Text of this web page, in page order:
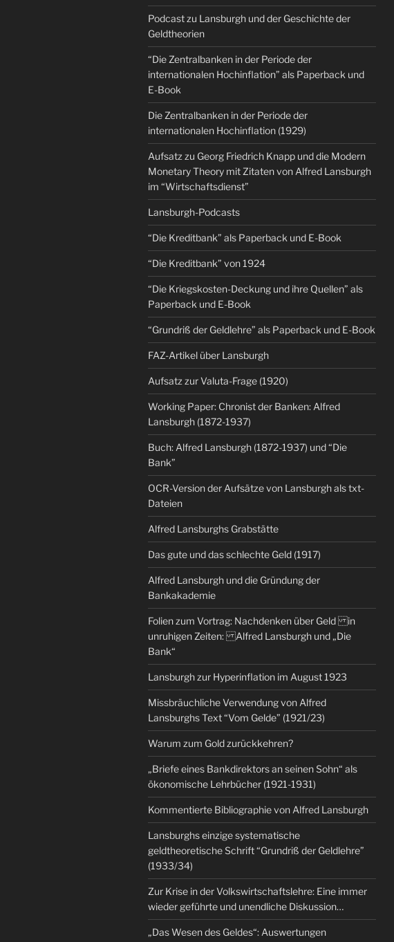
Podcast zu Lansburgh und der Geschichte der
Geldtheorien
“Die Zentralbanken in der Periode der
internationalen Hochinflation” als Paperback und
E-Book
Die Zentralbanken in der Periode der
internationalen Hochinflation (1929)
Aufsatz zu Georg Friedrich Knapp und die Modern
Monetary Theory mit Zitaten von Alfred Lansburgh
im “Wirtschaftsdienst”
Lansburgh-Podcasts
“Die Kreditbank” als Paperback und E-Book
“Die Kreditbank” von 1924
“Die Kriegskosten-Deckung und ihre Quellen” als
Paperback und E-Book
“Grundriß der Geldlehre” als Paperback und E-Book
FAZ-Artikel über Lansburgh
Aufsatz zur Valuta-Frage (1920)
Working Paper: Chronist der Banken: Alfred
Lansburgh (1872-1937)
Buch: Alfred Lansburgh (1872-1937) und “Die
Bank”
OCR-Version der Aufsätze von Lansburgh als txt-
Dateien
Alfred Lansburghs Grabstätte
Das gute und das schlechte Geld (1917)
Alfred Lansburgh und die Gründung der
Bankakademie
Folien zum Vortrag: Nachdenken über Geld in
unruhigen Zeiten: Alfred Lansburgh und „Die
Bank“
Lansburgh zur Hyperinflation im August 1923
Missbräuchliche Verwendung von Alfred
Lansburghs Text “Vom Gelde” (1921/23)
Warum zum Gold zurückkehren?
„Briefe eines Bankdirektors an seinen Sohn“ als
ökonomische Lehrbücher (1921-1931)
Kommentierte Bibliographie von Alfred Lansburgh
Lansburghs einzige systematische
geldtheoretische Schrift “Grundriß der Geldlehre”
(1933/34)
Zur Krise in der Volkswirtschaftslehre: Eine immer
wieder geführte und unendliche Diskussion…
„Das Wesen des Geldes“: Auswertungen